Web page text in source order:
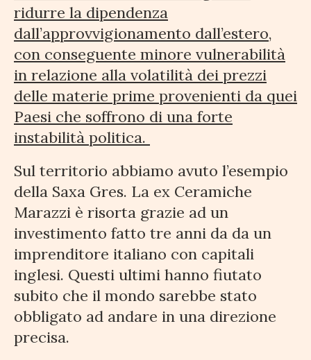
ridurre la dipendenza
dall’approvvigionamento dall’estero,
con conseguente minore vulnerabilità
in relazione alla volatilità dei prezzi
delle materie prime provenienti da quei
Paesi che soffrono di una forte
instabilità politica.
Sul territorio abbiamo avuto l’esempio
della Saxa Gres. La ex Ceramiche
Marazzi è risorta grazie ad un
investimento fatto tre anni da da un
imprenditore italiano con capitali
inglesi. Questi ultimi hanno fiutato
subito che il mondo sarebbe stato
obbligato ad andare in una direzione
precisa.